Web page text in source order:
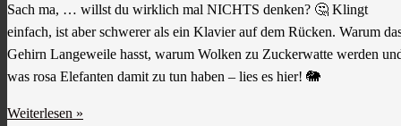
Sach ma, … willst du wirklich mal NICHTS denken? 🤔 Klingt
einfach, ist aber schwerer als ein Klavier auf dem Rücken. Warum
Gehirn Langeweile hasst, warum Wolken zu Zuckerwatte werden
was rosa Elefanten damit zu tun haben – lies es hier! 🐘
Weiterlesen »